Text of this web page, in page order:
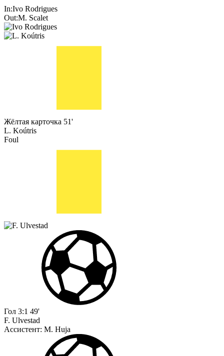
In:Ivo Rodrigues
Out:M. Scalet
Жёлтая карточка 51'
L. Koútris
Foul
Гол 3:1 49'
F. Ulvestad
Ассистент: M. Huja